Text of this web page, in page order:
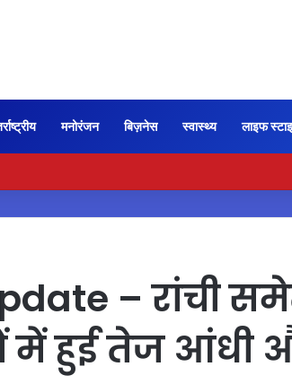
मनोरंजन बिज़नेस स्वास्थ्य लाइफ
– रांची
हुई तेज आंधी